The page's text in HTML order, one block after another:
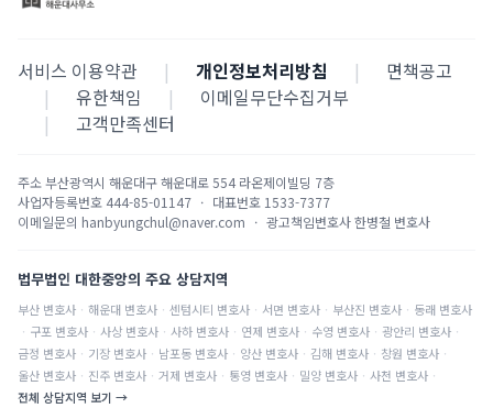
서비스 이용약관 | 개인정보처리방침 |
면책공고
|
유한책임 |
이메일무단수집거부
|
고객만족센터
주소부산광역시 해운대구 해운대로 554 라온제이빌딩 7층
사업자등록번호 444-85-01147 · 대표번호 1533-7377
이메일문의 hanbyungchul@naver.com · 광고책임변호사한병철 변호사
법무법인 대한중앙의 주요 상담지역
부산 변호사 · 해운대 변호사 · 센텀시티 변호사 · 서면 변호사 · 부산진 변호사 · 동래 변호사
· 구포 변호사 · 사상 변호사 · 사하 변호사 · 연제 변호사 · 수영 변호사 · 광안리 변호사 ·
금정 변호사 · 기장 변호사 · 남포동 변호사 · 양산 변호사 · 김해 변호사 · 창원 변호사 ·
울산 변호사 · 진주 변호사 · 거제 변호사 · 통영 변호사 · 밀양 변호사 · 사천 변호사 ·
전체 상담지역 보기 →